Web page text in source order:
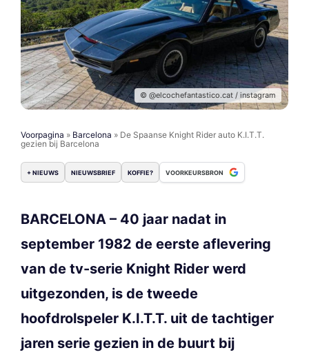
© @elcochefantastico.cat / instagram
Voorpagina » Barcelona » De Spaanse Knight Rider auto K.I.T.T.
gezien bij Barcelona
+ NIEUWS NIEUWSBRIEF KOFFIE? VOORKEURSBRON
BARCELONA – 40 jaar nadat in
september 1982 de eerste aflevering
van de tv-serie Knight Rider werd
uitgezonden, is de tweede
hoofdrolspeler K.I.T.T. uit de tachtiger
jaren serie gezien in de buurt bij